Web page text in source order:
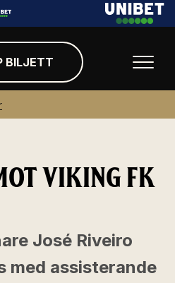
BILJETT
VIKING FK
José Riveiro
med assisterande